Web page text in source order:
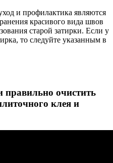
и профилактика являются
красивого вида швов
старой затирки. Если у
то следуйте указанным в
правильно очистить
клея и